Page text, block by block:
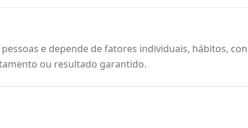
e depende de fatores individuais, hábitos,
ou resultado garantido.